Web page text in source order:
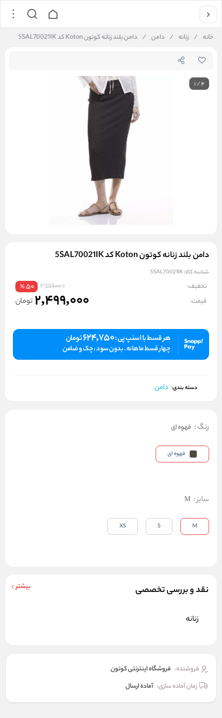
خانه / زنانه / دامن / دامن بلند زنانه کوتون Koton کد 5SAL70021IK
1/4
دامن بلند زنانه کوتون Koton کد 5SAL70021IK
شناسه کالا:5SAL70021IK
تخفیف: 4999000
50
%
قیمت: 2,499,000 تومان
هر قسط با اسنپ پی :624,750تومان
چهار قسط ماهانه . بدون سود ، چک و ضامن
دسته بندی: دامن
نقد و بررسی تخصصی بیشتر
زنانه
فروشنده: فروشگاه اینترنتی کوتون
زمان آماده سازی: آماده ارسال
رنگ: قهوه ای
قهوه ای
سایز:
M
M
S
XS